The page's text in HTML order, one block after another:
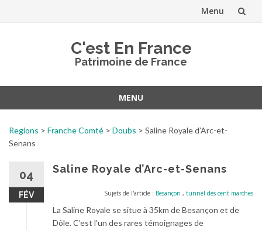
Menu
C'est En France
Patrimoine de France
MENU
contenu
Regions > Franche Comté > Doubs > Saline Royale d’Arc-et-
Senans
04
FÉV
Saline Royale d’Arc-et-Senans
Sujets de l'article : Besançon , tunnel des cent marches
La Saline Royale se situe à 35km de Besançon et de
Dôle. C’est l’un des rares témoignages de